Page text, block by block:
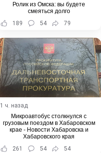
Ролик из Омска: вы будете
смеяться долго
189
54 79
1 ч. назад
Микроавтобус столкнулся с
грузовым поездом в Хабаровском
крае - Новости Хабаровска и
Хабаровского края
261
54 54